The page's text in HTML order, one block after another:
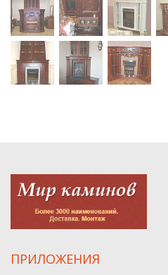
ПРИЛОЖЕНИЯ